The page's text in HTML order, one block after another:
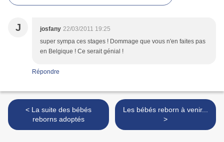
J josfany 22/03/2011 19:25
super sympa ces stages ! Dommage que vous n'en faites pas
en Belgique ! Ce serait génial !
Répondre
< La suite des bébés
reborns adoptés
Les bébés reborn à venir...
>